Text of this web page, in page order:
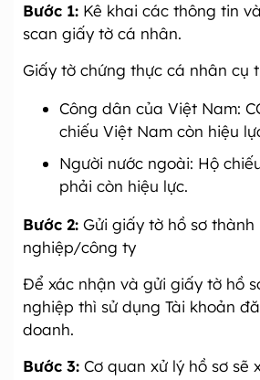
Bước 1: Kê khai các thông tin
scan giấy tờ cá nhân.
Giấy tờ chứng thực cá nhân cụ
Công dân của Việt Nam:
chiếu Việt Nam còn hiệu
Người nước ngoài: Hộ
phải còn hiệu lực.
Bước 2: Gửi giấy tờ hồ sơ
nghiệp/công ty
Để xác nhận và gửi giấy tờ hồ
nghiệp thì sử dụng Tài khoản
doanh.
Bước 3: Cơ quan xử lý hồ sơ sẽ